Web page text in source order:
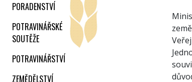
PORADENSTVÍ
POTRAVINÁŘSKÉ
SOUTĚŽE
POTRAVINÁŘSTVÍ
ZEMĚDĚLSTVÍ